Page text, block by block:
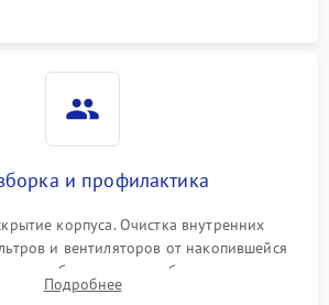
и профилактика
корпуса. Очистка внутренних
и вентиляторов от накопившейся
блока питания, балласта лампы и
на наличие прогаров или вздутых
Подробнее